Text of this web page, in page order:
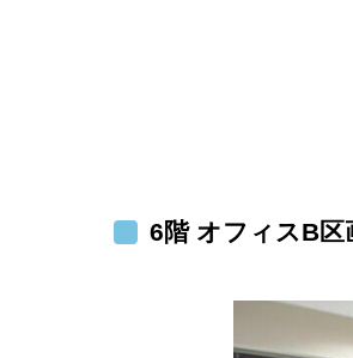
6階 オフィスB区